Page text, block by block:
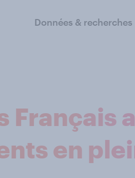
Données & recherches
Français
en